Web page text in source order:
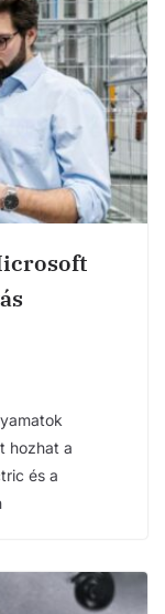
hozhat a
és a